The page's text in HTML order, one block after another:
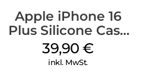
Apple iPhone 16
Plus Silicone Case
MagSafe Plum
39,90€
inkl. MwSt.